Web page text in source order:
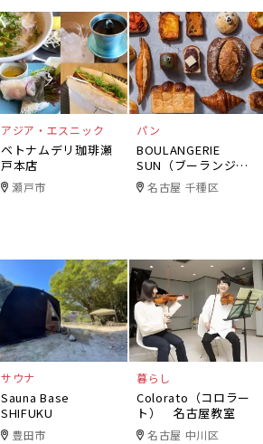
アジア・エスニック
ベトナムデリ珈琲瀬
戸本店
瀬戸市
パン
BOULANGERIE
SUN（ブーランジェ
リー・サン）
名古屋 千種区
サウナ
Sauna Base
SHIFUKU
豊田市
暮らし
Colorato（コロラー
ト） 名古屋教室
名古屋 中川区